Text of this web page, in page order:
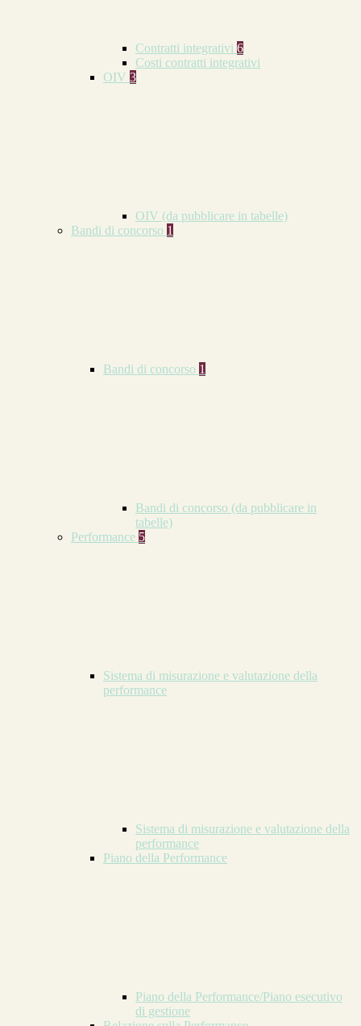
Contratti integrativi 6
Costi contratti integrativi
OIV 3
OIV (da pubblicare in tabelle)
Bandi di concorso 1
Bandi di concorso 1
Bandi di concorso (da pubblicare in
tabelle)
Performance 5
Sistema di misurazione e valutazione della
performance
Sistema di misurazione e valutazione della
performance
Piano della Performance
Piano della Performance/Piano esecutivo
di gestione